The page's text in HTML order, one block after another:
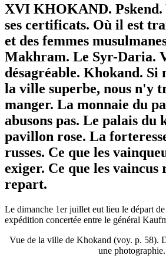
XVI KHOKAND. Pskend.
ses certificats. Où il est
et des femmes
Makhram. Le Syr-Daria.
désagréable. Khokand. Si
la ville superbe, nous n'y
manger. La monnaie du
abusons pas. Le palais du
pavillon rose. La
russes. Ce que les
exiger. Ce que les
repart.
Le dimanche 1er juillet eut lieu le départ
expédition concertée entre le général
Vue de la ville de Khokand (voy. p. 58).
une photographie.